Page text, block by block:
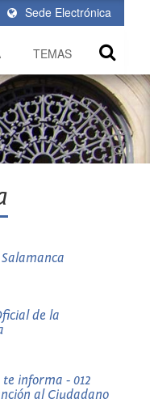
Sede Electrónica
TEMAS
de la
te informa - 012
al Ciudadano